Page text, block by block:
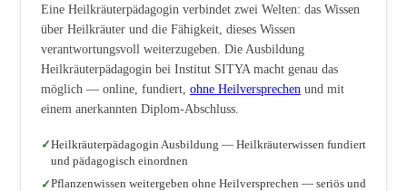
Eine Heilkräuterpädagogin verbindet zwei Welten: das Wissen
über Heilkräuter und die Fähigkeit, dieses Wissen
verantwortungsvoll weiterzugeben. Die Ausbildung
Heilkräuterpädagogin bei Institut SITYA macht genau das
möglich — online, fundiert, ohne Heilversprechen und mit
einem anerkannten Diplom-Abschluss.
Heilkräuterpädagogin Ausbildung — Heilkräuterwissen fundiert
und pädagogisch einordnen
Pflanzenwissen weitergeben ohne Heilversprechen — seriös und